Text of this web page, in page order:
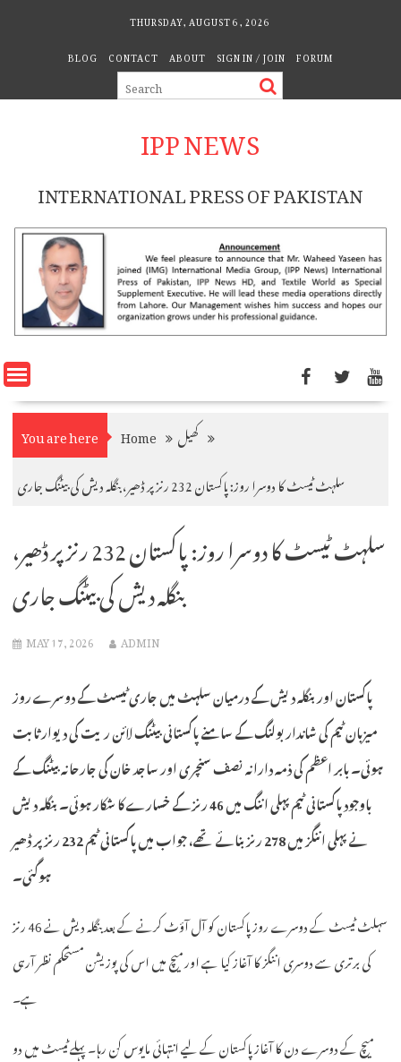
THURSDAY, AUGUST 6, 2026
BLOG CONTACT ABOUT SIGN IN / JOIN FORUM
IPP NEWS
INTERNATIONAL PRESS OF PAKISTAN
You are here Home
کھیل
سلہٹ ٹیسٹ کا دوسرا روز: پاکستان 232 رنز پر ڈھیر، بنگلہ دیش کی بیٹنگ جاری
سلہٹ ٹیسٹ کا دوسرا روز: پاکستان 232 رنز پر ڈھیر،
بنگلہ دیش کی بیٹنگ جاری
MAY 17, 2026 ADMIN
پاکستان اور بنگلہ دیش کے درمیان سلہٹ میں جاری ٹیسٹ کے دوسرے روز
میزبان ٹیم کی شاندار بولنگ کے سامنے پاکستانی بیٹنگ لائن ریت کی دیوار ثابت
ہوئی۔ بابر اعظم کی ذمہ دارانہ نصف سنچری اور ساجد خان کی جارحانہ بیٹنگ کے
باوجود پاکستانی ٹیم پہلی اننگ میں 46 رنز کے خسارے کا شکار ہوئی۔ بنگلہ دیش
نے پہلی اننگز میں 278 رنز بنائے تھے، جواب میں پاکستانی ٹیم 232 رنز پر ڈھیر
ہوگئی۔
سہلٹ ٹیسٹ کے دوسرے روز پاکستان کو آل آؤٹ کرنے کے بعد بنگلہ دیش نے 46 رنز
کی برتری سے دوسری اننگز کا آغاز کیا ہے اور میچ میں اس کی پوزیشن مستحکم نظر آرہی
ہے۔
میچ کے دوسرے دن کا آغاز پاکستان کے لیے انتہائی مایوس کن رہا۔ پہلے ٹیسٹ میں دو